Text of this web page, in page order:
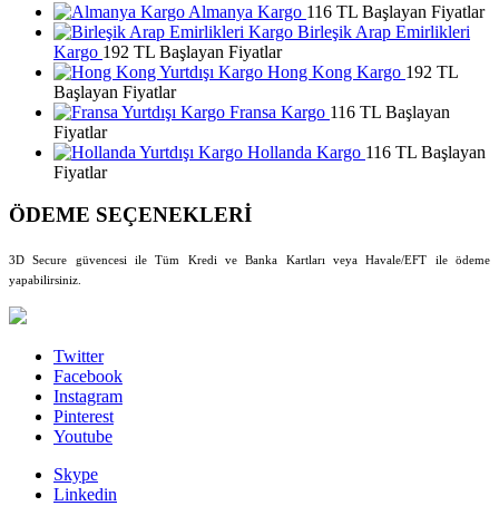
Almanya Kargo 116 TL Başlayan Fiyatlar
Birleşik Arap Emirlikleri
Kargo 192 TL Başlayan Fiyatlar
Hong Kong Kargo 192 TL
Başlayan Fiyatlar
Fransa Kargo 116 TL Başlayan
Fiyatlar
Hollanda Kargo 116 TL Başlayan
Fiyatlar
ÖDEME SEÇENEKLERİ
3D Secure güvencesi ile Tüm Kredi ve Banka Kartları veya Havale/EFT ile ödeme
yapabilirsiniz.
Twitter
Facebook
Instagram
Pinterest
Youtube
Skype
Linkedin